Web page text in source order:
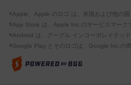
※Apple、Apple のロゴ は、米国および他の
※App Store は、Apple Inc.のサービスマーク
※Android は、グーグル インコーポレイテッ
※Google Play とそのロゴは、Google Inc.の